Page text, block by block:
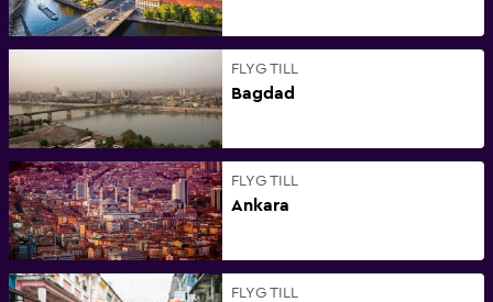
FLYG TILL
Bagdad
FLYG TILL
Ankara
FLYG TILL